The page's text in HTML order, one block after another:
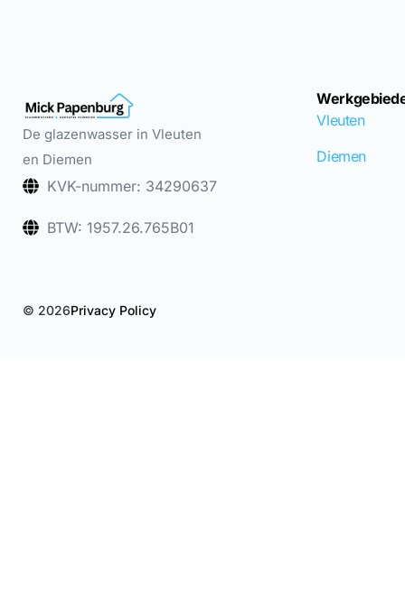
De glazenwasser in Vleuten
en Diemen
KVK-nummer: 34290637
BTW: 1957.26.765B01
Vleuten
Diemen
© 2026Privacy Policy